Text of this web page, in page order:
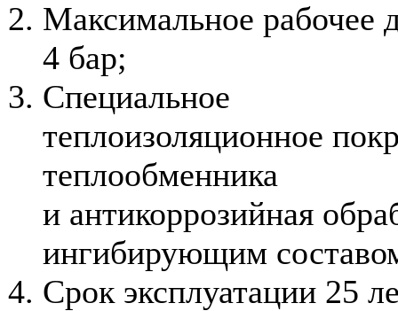
Максимальное рабочее
4 бар;
Специальное
теплоизоляционное
теплообменника
и антикоррозийная
ингибирующим
Срок эксплуатации 25